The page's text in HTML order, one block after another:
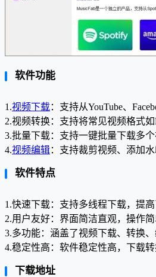
软件功能
1.视频下载：支持从YouTube、
2.视频转换：支持将常见视频格式
3.批量下载：支持一键批量下载多
4.视频编辑：支持裁剪视频、添加
软件特点
1.快速下载：支持多线程下载，提
2.用户友好：界面简洁直观，操作
3.多功能：涵盖了视频下载、转换
4.稳定性高：软件稳定性高，下载
下载地址